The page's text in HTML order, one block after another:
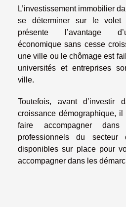
L’investissement immobilier
se déterminer sur le volet
présente l’avantage
économique sans cesse
une ville ou le chômage est
universités et entreprises
ville.
Toutefois, avant
croissance démographique,
faire accompagner
professionnels du secteur
disponibles sur place pour
accompagner dans les